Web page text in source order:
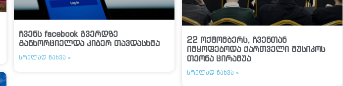
ჩვენს facebook გვერდზე
განხორციელდა კიბერ თავდასხმა
ᲡᲠᲣᲚᲐᲓ ᲜᲐᲮᲕᲐ »
22 ოქტომბერს, ჩვენთან
იმყოფებოდა ქართველი მუსიკოს
თეონა ცირამუა
ᲡᲠᲣᲚᲐᲓ ᲜᲐᲮᲕᲐ »